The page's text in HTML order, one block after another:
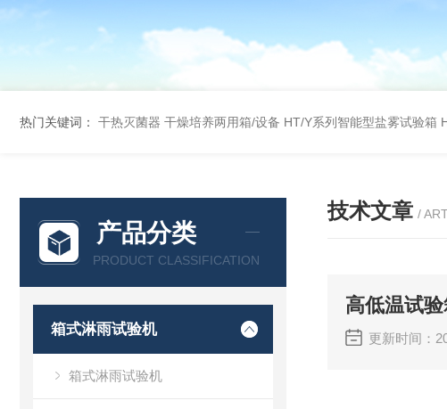
热门关键词： 干热灭菌器 干燥培养两用箱/设备 HT/Y系列智能型盐雾试验箱
产品分类
PRODUCT CLASSIFICATION
箱式淋雨试验机
箱式淋雨试验机
技术文章 /
高低温试
更新时间：